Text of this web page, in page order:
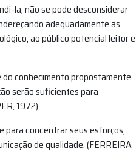
la, não se pode desconsiderar
adequadamente as
ao público potencial leitor e
conhecimento propostamente
serão suficientes para
1972)
para concentrar seus esforços,
de qualidade. (FERREIRA,